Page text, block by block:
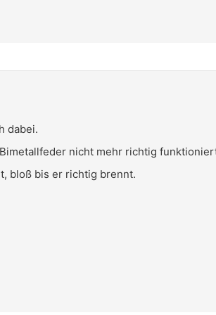
dabei.
nicht mehr richtig
bloß bis er richtig brennt.